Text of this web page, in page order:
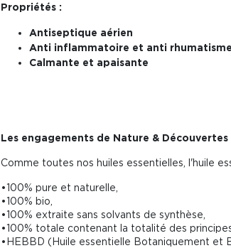
Propriétés :
Antiseptique aérien
Anti inflammatoire et anti rhumatisme
Calmante et apaisante
Les engagements de Nature & Découvertes
Comme toutes nos huiles essentielles, l'huile
•100% pure et naturelle,
•100% bio,
•100% extraite sans solvants de synthèse,
•100% totale contenant la totalité des
•HEBBD (Huile essentielle Botaniquement et